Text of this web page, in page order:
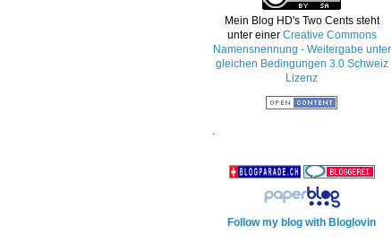
Mein Blog HD's Two Centssteht
unter einer Creative Commons
Namensnennung - Weitergabe unter
gleichen Bedingungen 3.0 Schweiz
Lizenz
.
Follow my blog with Bloglovin